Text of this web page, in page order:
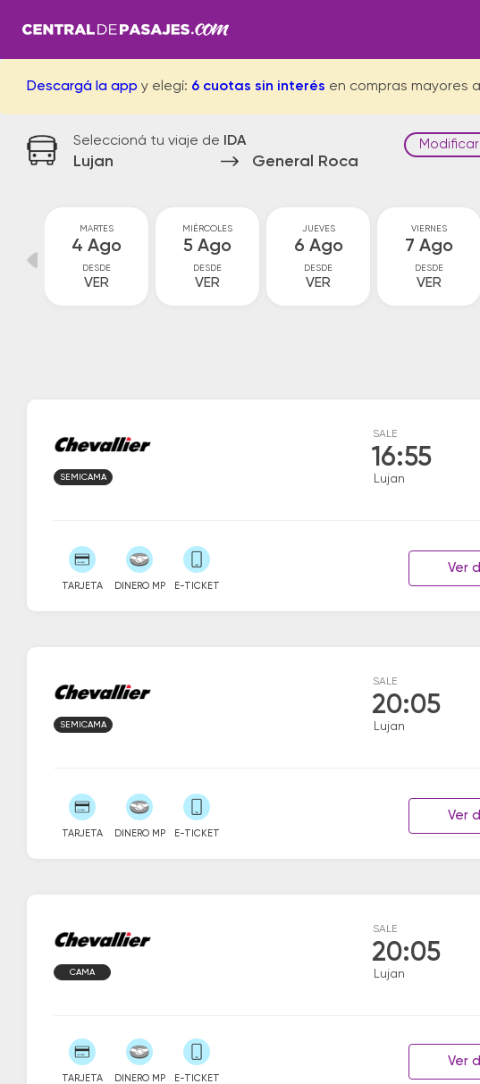
Descargá la app y elegí: 6 cuotas sin interés en compras mayores
Seleccioná tu viaje de IDA
Lujan General Roca
Modificar
MARTES
4 Ago
DESDE
VER
MIÉRCOLES
5 Ago
DESDE
VER
JUEVES
6 Ago
DESDE
VER
VIERNES
7 Ago
DESDE
VER
SALE
16:55
Lujan
SEMICAMA
TARJETA DINERO MP E-TICKET
Ver
SALE
20:05
Lujan
SEMICAMA
TARJETA DINERO MP E-TICKET
Ver
SALE
20:05
Lujan
CAMA
TARJETA DINERO MP E-TICKET
Ver